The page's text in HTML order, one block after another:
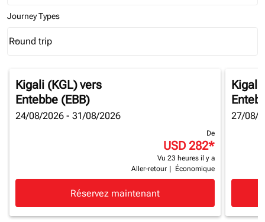
Journey Types
Journey Types option Round trip Selected
Round trip
keyboard_arrow_down
Kigali (KGL)vers
Entebbe (EBB)
24/08/2026 - 31/08/2026
De
USD 282*
Vu 23 heures il y a
Aller-retour
Économique
Réservez maintenant
Kigali
27/08/